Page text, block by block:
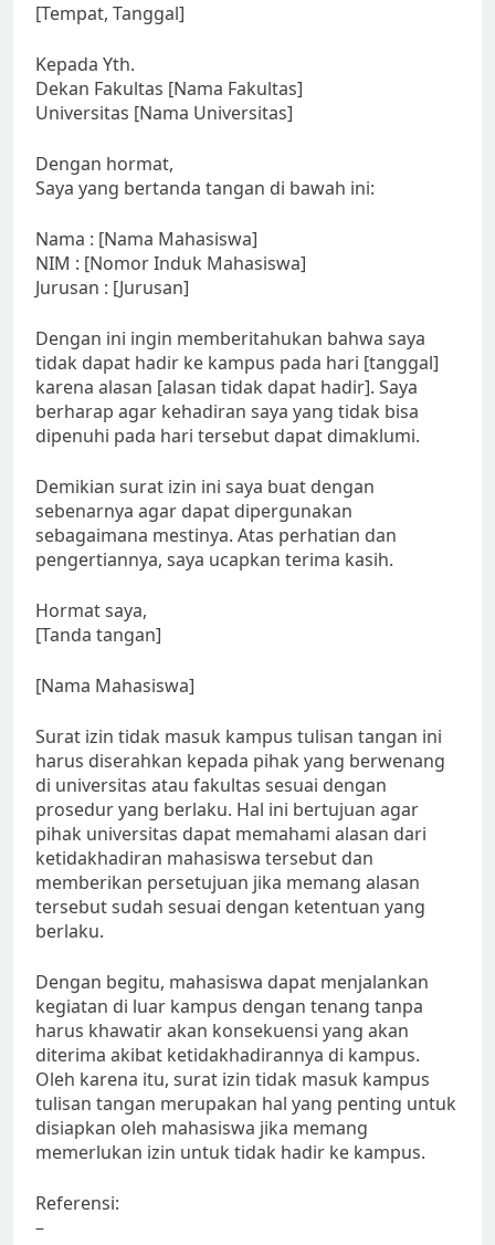
[Tempat, Tanggal]
Kepada Yth.
Dekan Fakultas [Nama Fakultas]
Universitas [Nama Universitas]
Dengan hormat,
Saya yang bertanda tangan di bawah ini:
Nama : [Nama Mahasiswa]
NIM : [Nomor Induk Mahasiswa]
Jurusan : [Jurusan]
Dengan ini ingin memberitahukan bahwa saya
tidak dapat hadir ke kampus pada hari [tanggal]
karena alasan [alasan tidak dapat hadir]. Saya
berharap agar kehadiran saya yang tidak bisa
dipenuhi pada hari tersebut dapat dimaklumi.
Demikian surat izin ini saya buat dengan
sebenarnya agar dapat dipergunakan
sebagaimana mestinya. Atas perhatian dan
pengertiannya, saya ucapkan terima kasih.
Hormat saya,
[Tanda tangan]
[Nama Mahasiswa]
Surat izin tidak masuk kampus tulisan tangan ini
harus diserahkan kepada pihak yang berwenang
di universitas atau fakultas sesuai dengan
prosedur yang berlaku. Hal ini bertujuan agar
pihak universitas dapat memahami alasan dari
ketidakhadiran mahasiswa tersebut dan
memberikan persetujuan jika memang alasan
tersebut sudah sesuai dengan ketentuan yang
berlaku.
Dengan begitu, mahasiswa dapat menjalankan
kegiatan di luar kampus dengan tenang tanpa
harus khawatir akan konsekuensi yang akan
diterima akibat ketidakhadirannya di kampus.
Oleh karena itu, surat izin tidak masuk kampus
tulisan tangan merupakan hal yang penting untuk
disiapkan oleh mahasiswa jika memang
memerlukan izin untuk tidak hadir ke kampus.
Referensi:
–